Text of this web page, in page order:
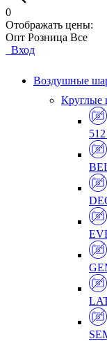
0
Отображать цены:
Опт Розница Все
Вход
Воздушные
Круглые